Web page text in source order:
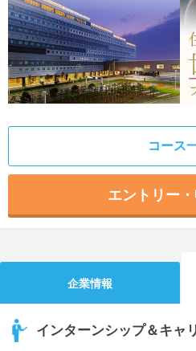
適職診断
あなたに合う仕事を診断！
就活ニュースペーパー
就活時事ニュースを更新
コース
エントリー
企業情報
インターンシップ＆キャ